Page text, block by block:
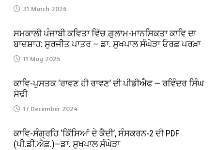
31 March 2026
ਸਮਕਾਲੀ ਪੰਜਾਬੀ ਕਵਿਤਾ ਵਿੱਚ ਗ਼ੁਲਾਮ-ਮਾਨਸਿਕਤਾ ਕਾਵਿ ਦਾ
ਬਾਦਸ਼ਾਹ: ਸੁਰਜੀਤ ਪਾਤਰ — ਡਾ. ਸੁਖਪਾਲ ਸੰਘੇੜਾ ਓਰਫ਼ ਪਰਖ਼ਾ
11 May 2025
ਕਾਵਿ-ਪੁਸਤਕ ‘ਰਾਵਣ ਹੀ ਰਾਵਣ’ ਦੀ ਪੀਡੀਐਫ — ਰਵਿੰਦਰ ਸਿੰਘ
ਸੋਢੀ
17 December 2024
ਕਾਵਿ-ਸੰਗ੍ਰਹਿ ‘ਕਿੱਸਿਆਂ ਦੇ ਕੈਦੀ’, ਸੰਸਕਰਨ-2 ਦੀ PDF
(ਪੀ.ਡੀ.ਐਫ਼.)—ਡਾ. ਸੁਖਪਾਲ ਸੰਘੇੜਾ